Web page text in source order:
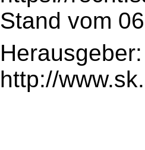
Stand vom
http://